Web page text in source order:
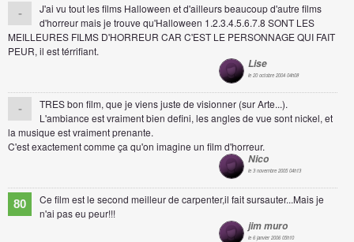
-
J'ai vu tout les films Halloween et d'ailleurs beaucoup d'autre films
d'horreur mais je trouve qu'Halloween 1.2.3.4.5.6.7.8 SONT LES
MEILLEURES FILMS D'HORREUR CAR C'EST LE PERSONNAGE QUI FAIT
PEUR, il est térrifiant.
Lise
le 20 octobre 2004 04h08
-
TRES bon film, que je viens juste de visionner (sur Arte...).
L'ambiance est vraiment bien defini, les angles de vue sont nickel, et
la musique est vraiment prenante.
C'est exactement comme ça qu'on imagine un film d'horreur.
Nico
le 3 novembre 2005 04h13
80
Ce film est le second meilleur de carpenter,il fait sursauter...Mais je
n'ai pas eu peur!!!
jim muro
le 6 janvier 2006 05h10